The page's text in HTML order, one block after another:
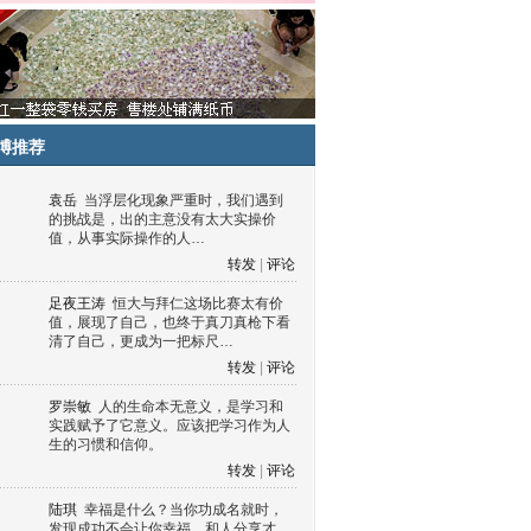
推荐
袁岳 当浮层化现象严重时，我们遇到
的挑战是，出的主意没有太大实操价
值，从事实际操作的人…
转发
评论
足夜王涛 恒大与拜仁这场比赛太有价
值，展现了自己，也终于真刀真枪下看
清了自己，更成为一把标尺…
转发
评论
罗崇敏 人的生命本无意义，是学习和
实践赋予了它意义。应该把学习作为人
生的习惯和信仰。
转发
评论
陆琪 幸福是什么？当你功成名就时，